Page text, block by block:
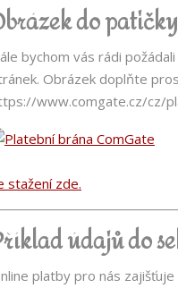
do
bychom vás rádi
Obrázek doplňte
www.comgate.cz/cz/
stažení zde.
údajů do
platby pro nás zajišťuje